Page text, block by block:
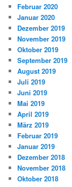
Februar 2020
Januar 2020
Dezember 2019
November 2019
Oktober 2019
September 2019
August 2019
Juli 2019
Juni 2019
Mai 2019
April 2019
März 2019
Februar 2019
Januar 2019
Dezember 2018
November 2018
Oktober 2018